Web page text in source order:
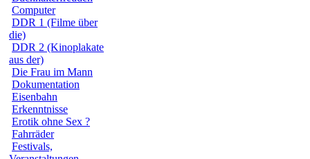
Computer
DDR 1 (Filme über
die)
DDR 2 (Kinoplakate
aus der)
Die Frau im Mann
Dokumentation
Eisenbahn
Erkenntnisse
Erotik ohne Sex ?
Fahrräder
Festivals,